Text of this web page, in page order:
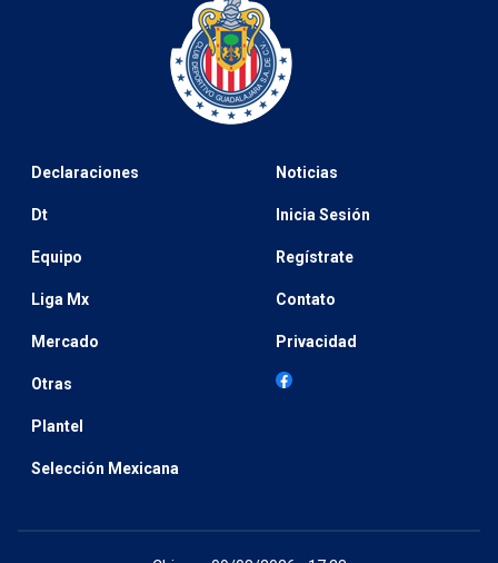
Declaraciones
Dt
Equipo
Liga Mx
Mercado
Otras
Plantel
Selección Mexicana
Noticias
Inicia Sesión
Regístrate
Contato
Privacidad